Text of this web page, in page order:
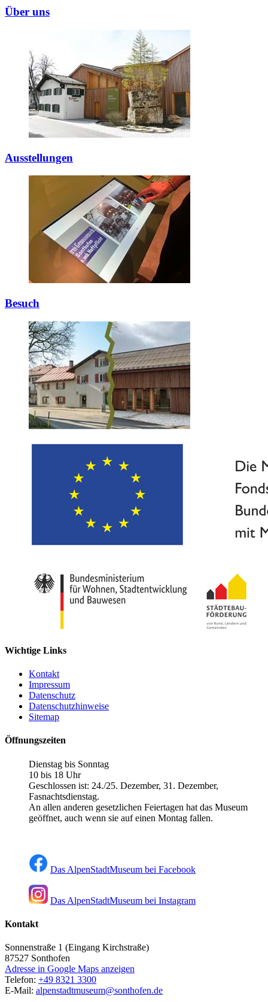
Über uns
Ausstellungen
Besuch
Wichtige Links
Kontakt
Impressum
Datenschutz
Datenschutzhinweise
Sitemap
Öffnungszeiten
Dienstag bis Sonntag
10 bis 18 Uhr
Geschlossen ist: 24./25. Dezember, 31. Dezember,
Fasnachtsdienstag.
An allen anderen gesetzlichen Feiertagen hat das Museum
geöffnet, auch wenn sie auf einen Montag fallen.
Das AlpenStadtMuseum bei Facebook
Das AlpenStadtMuseum bei Instagram
Kontakt
Sonnenstraße 1 (Eingang Kirchstraße)
87527 Sonthofen
Adresse in Google Maps anzeigen
Telefon: +49 8321 3300
E-Mail: alpenstadtmuseum@sonthofen.de